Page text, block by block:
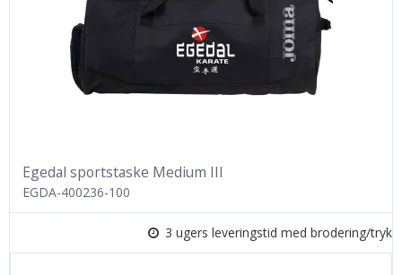
Egedal sportstaske Medium III
EGDA-400236-100
3 ugers leveringstid med brodering/tryk